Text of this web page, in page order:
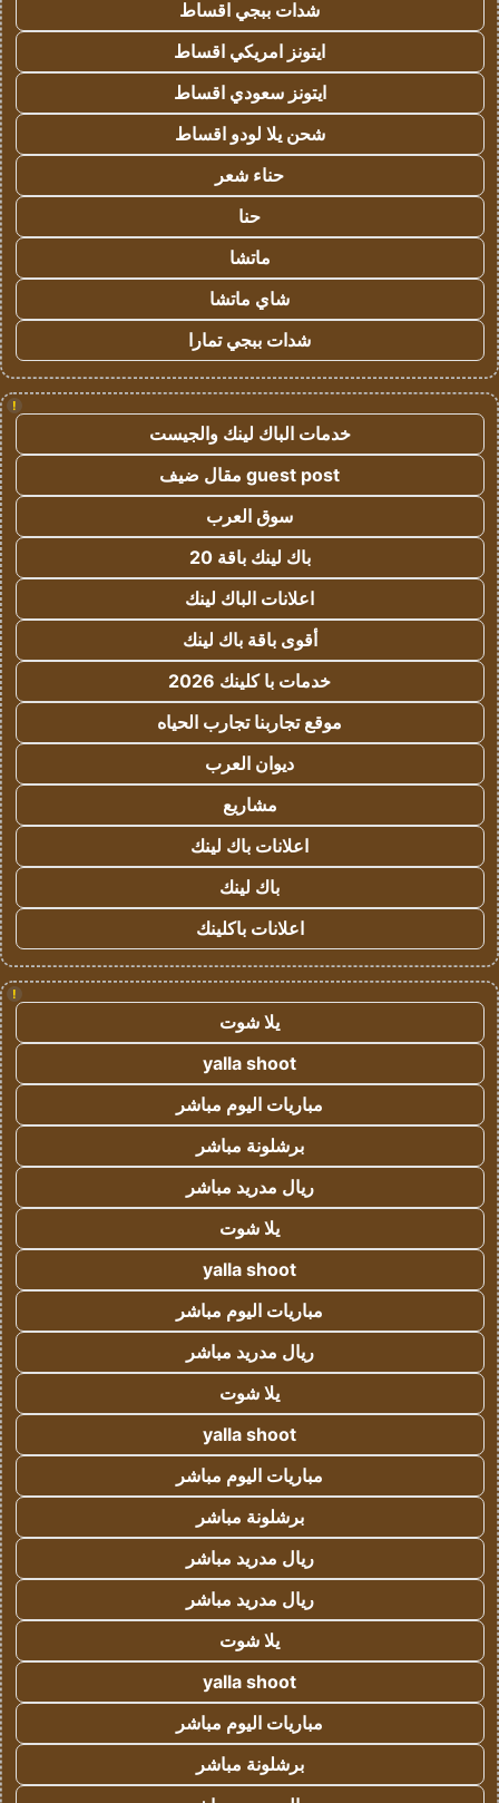
شدات ببجي اقساط
ايتونز امريكي اقساط
ايتونز سعودي اقساط
شحن يلا لودو اقساط
حناء شعر
حنا
ماتشا
شاي ماتشا
شدات ببجي تمارا
!
خدمات الباك لينك والجيست
guest post مقال ضيف
سوق العرب
باك لينك باقة 20
اعلانات الباك لينك
أقوى باقة باك لينك
خدمات با كلينك 2026
موقع تجاربنا تجارب الحياه
ديوان العرب
مشاريع
اعلانات باك لينك
باك لينك
اعلانات باكلينك
!
يلا شوت
yalla shoot
مباريات اليوم مباشر
برشلونة مباشر
ريال مدريد مباشر
يلا شوت
yalla shoot
مباريات اليوم مباشر
ريال مدريد مباشر
يلا شوت
yalla shoot
مباريات اليوم مباشر
برشلونة مباشر
ريال مدريد مباشر
ريال مدريد مباشر
يلا شوت
yalla shoot
مباريات اليوم مباشر
برشلونة مباشر